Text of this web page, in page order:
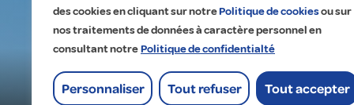
des cookies en cliquant sur notrePolitique de cookiesou sur
nos traitements de données à caractère personnel en
consultant notrePolitique de confidentialté
Personnaliser Tout refuser Tout accepter